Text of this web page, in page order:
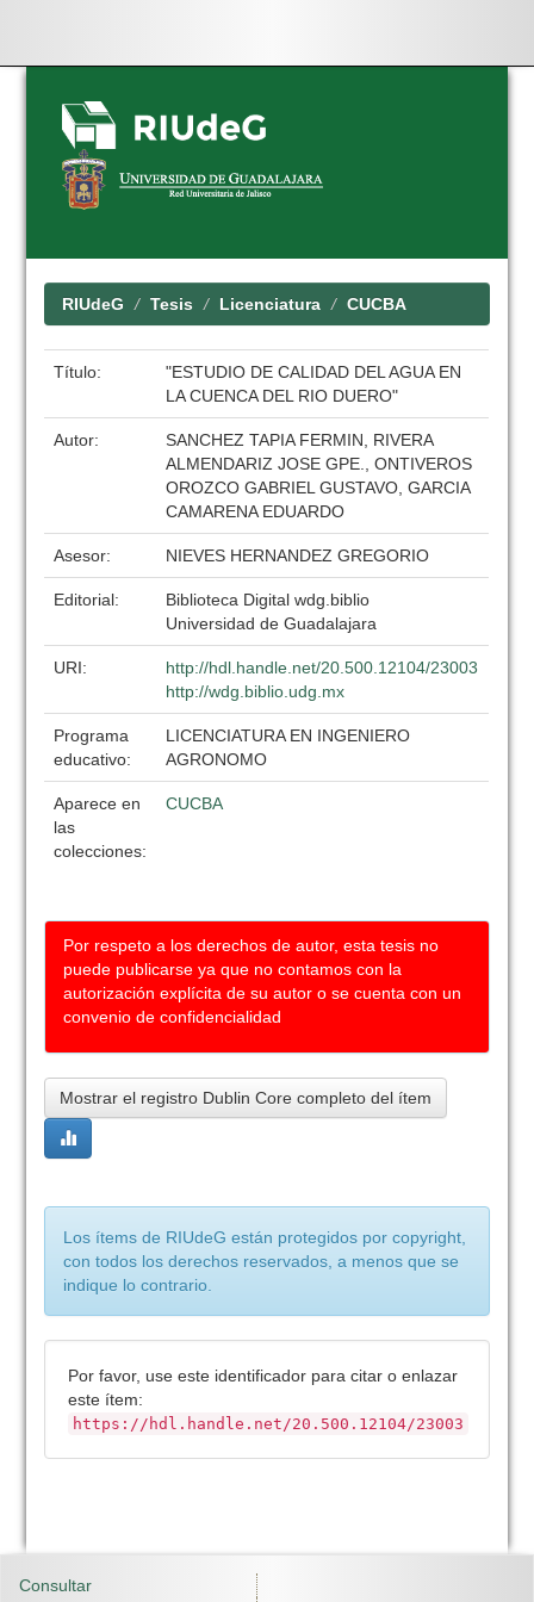
Skip
navigation
RIUdeG Tesis Licenciatura CUCBA
Título:
"ESTUDIO DE CALIDAD DEL AGUA EN
LA CUENCA DEL RIO DUERO"
Autor:
SANCHEZ TAPIA FERMIN, RIVERA
ALMENDARIZ JOSE GPE., ONTIVEROS
OROZCO GABRIEL GUSTAVO, GARCIA
CAMARENA EDUARDO
Asesor: NIEVES HERNANDEZ GREGORIO
Editorial:
Biblioteca Digital wdg.biblio
Universidad de Guadalajara
URI:
http://hdl.handle.net/20.500.12104/23003
http://wdg.biblio.udg.mx
Programa
educativo:
LICENCIATURA EN INGENIERO
AGRONOMO
Aparece en
las
colecciones:
CUCBA
Por respeto a los derechos de autor, esta tesis no
puede publicarse ya que no contamos con la
autorización explícita de su autor o se cuenta con un
convenio de confidencialidad
Mostrar el registro Dublin Core completo del ítem
Los ítems de RIUdeG están protegidos por copyright,
con todos los derechos reservados, a menos que se
indique lo contrario.
Por favor, use este identificador para citar o enlazar
este ítem:
https://hdl.handle.net/20.500.12104/23003
Consultar